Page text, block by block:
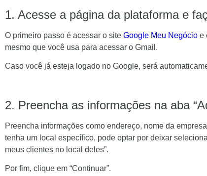
1. Acesse a página da plataforma e
O primeiro passo é acessar o site Google Meu Negócio e
mesmo que você usa para acessar o Gmail.
Caso você já esteja logado no Google, será
2. Preencha as informações na aba
Preencha informações como endereço, nome da
tenha um local específico, pode optar por deixar
meus clientes no local deles”.
Por fim, clique em “Continuar”.